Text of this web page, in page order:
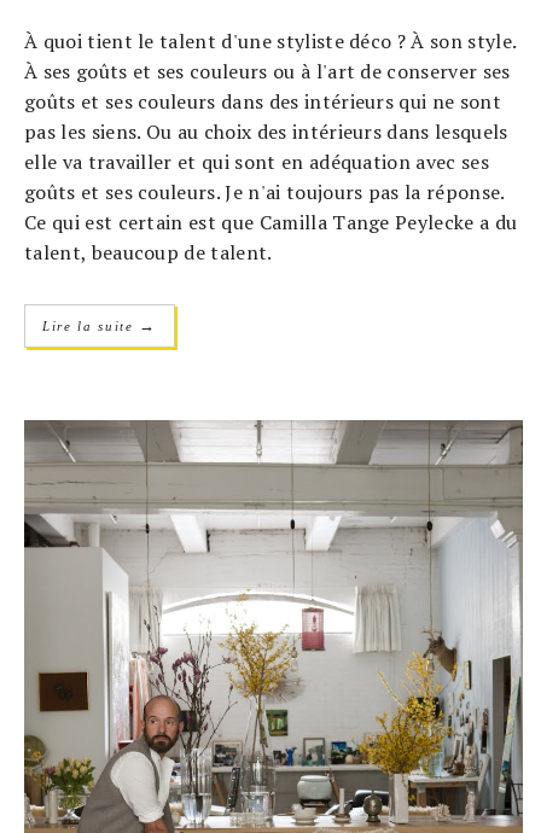
À quoi tient le talent d'une styliste déco ? À son style.
À ses goûts et ses couleurs ou à l'art de conserver ses
goûts et ses couleurs dans des intérieurs qui ne sont
pas les siens. Ou au choix des intérieurs dans lesquels
elle va travailler et qui sont en adéquation avec ses
goûts et ses couleurs. Je n'ai toujours pas la réponse.
Ce qui est certain est que Camilla Tange Peylecke a du
talent, beaucoup de talent.
Lire la suite →